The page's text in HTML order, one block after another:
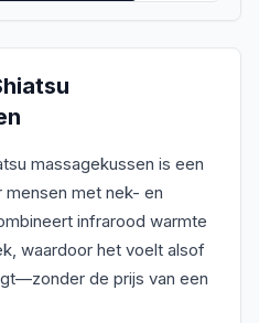
massagekussen is een
met nek- en
infrarood warmte
waardoor het voelt alsof
de prijs van een